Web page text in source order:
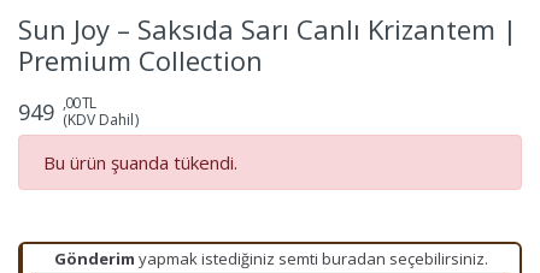
Sun Joy – Saksıda Sarı Canlı Krizantem |
Premium Collection
949 ,00 TL
(KDV Dahil)
Bu ürün şuanda tükendi.
Gönderim yapmak istediğiniz semti buradan seçebilirsiniz.